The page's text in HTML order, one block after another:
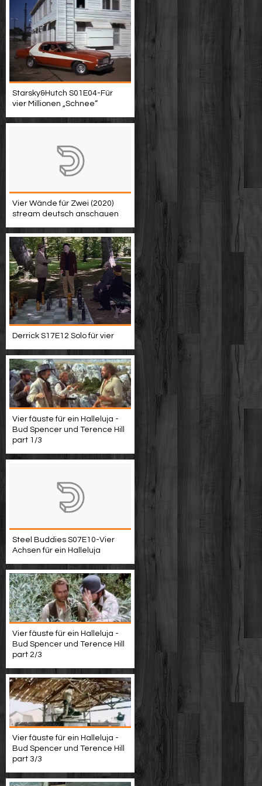
Starsky&Hutch S01E04-Für
vier Millionen „Schnee“
Vier Wände für Zwei (2020)
stream deutsch anschauen
Derrick S17E12 Solo für vier
Vier fäuste für ein Halleluja -
Bud Spencer und Terence Hill
part 1/3
Steel Buddies S07E10-Vier
Achsen für ein Halleluja
Vier fäuste für ein Halleluja -
Bud Spencer und Terence Hill
part 2/3
Vier fäuste für ein Halleluja -
Bud Spencer und Terence Hill
part 3/3